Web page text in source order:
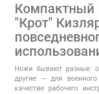
Компактный
"Крот"
Ножи бывают разные:
другие — для
качестве рабочего